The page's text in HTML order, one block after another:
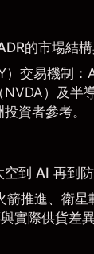
的市場結
交易機制：
）及半
資者參考。
到 AI 再到
推進、衛星
實際供貨差